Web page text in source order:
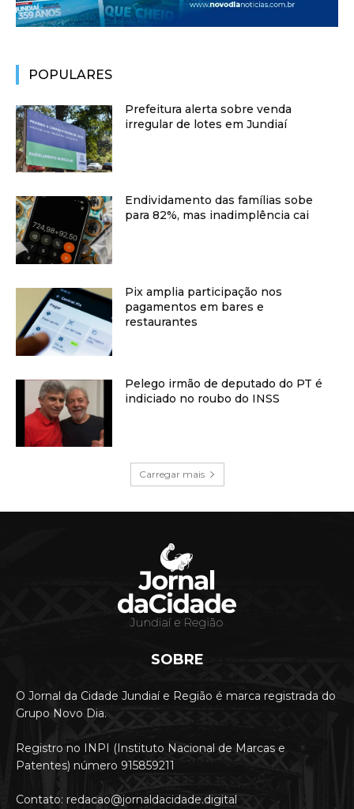
POPULARES
Prefeitura alerta sobre venda
irregular de lotes em Jundiaí
Endividamento das famílias sobe
para 82%, mas inadimplência cai
Pix amplia participação nos
pagamentos em bares e
restaurantes
Pelego irmão de deputado do PT é
indiciado no roubo do INSS
Carregar mais
SOBRE
O Jornal da Cidade Jundiaí e Região é marca registrada do
Grupo Novo Dia.
Registro no INPI (Instituto Nacional de Marcas e
Patentes) número 915859211
Contato: redacao@jornaldacidade.digital